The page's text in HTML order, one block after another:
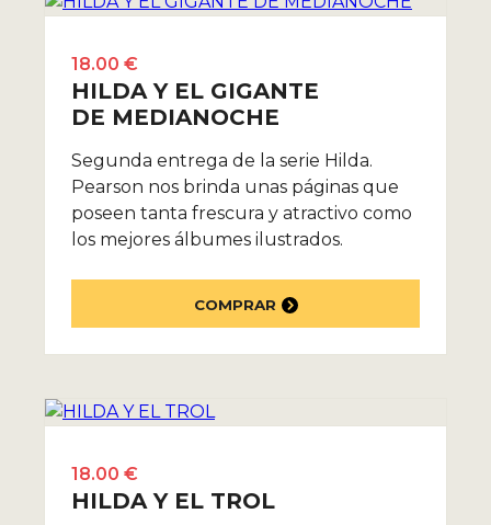
18.00 €
HILDA Y EL GIGANTE
DE MEDIANOCHE
Segunda entrega de la serie Hilda.
Pearson nos brinda unas páginas que
poseen tanta frescura y atractivo como
los mejores álbumes ilustrados.
COMPRAR
18.00 €
HILDA Y EL TROL